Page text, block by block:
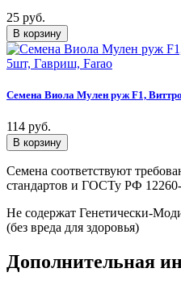
25 руб.
Семена Виола Мулен руж F1,
114 руб.
Семена соответствуют
стандартов и ГОСТу РФ
Не содержат Генетически-
(без вреда для здоровья)
Дополнительная